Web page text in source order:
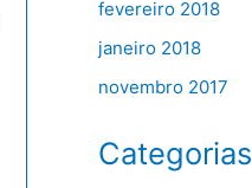
fevereiro 2018
janeiro 2018
novembro 2017
Categorias